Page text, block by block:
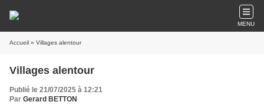
MENU
Accueil » Villages alentour
Villages alentour
Publié le 21/07/2025 à 12:21
Par Gerard BETTON